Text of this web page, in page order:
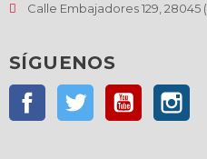
Calle Embajadores 129, 28045
SÍGUENOS
FacebookTwitter YouTube